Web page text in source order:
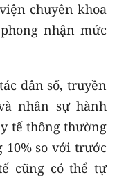
chuyên khoa
nhận mức
dân số, truyền
nhân sự hành
tế thông thường
10% so với trước
cũng có thể tự